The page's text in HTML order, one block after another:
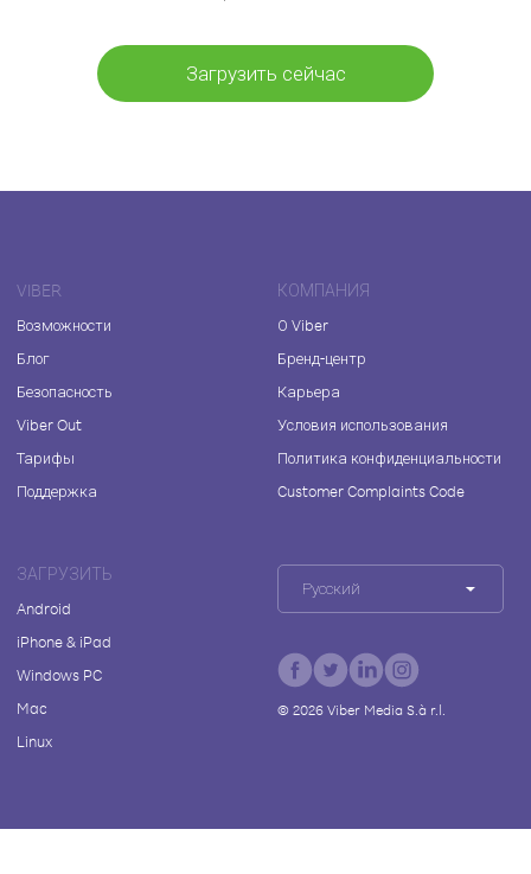
Загрузить сейчас
VIBER
Возможности
Блог
Безопасность
Viber Out
Тарифы
Поддержка
КОМПАНИЯ
О Viber
Бренд-центр
Карьера
Условия использования
Политика конфиденциальности
Customer Complaints Code
ЗАГРУЗИТЬ
Android
iPhone & iPad
Windows PC
Mac
Linux
Русский
© 2026Viber Media S.à r.l.